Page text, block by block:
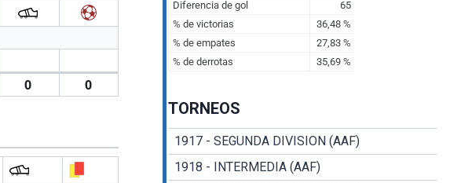
0 0
TORNEOS
1917 - SEGUNDA DIVISION (AAF)
1918 - INTERMEDIA (AAF)